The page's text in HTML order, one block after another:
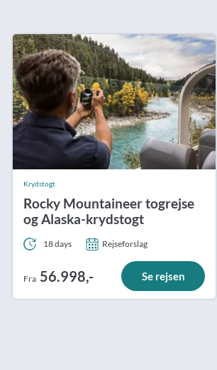
Krydstogt
Rocky Mountaineer togrejse
og Alaska-krydstogt
18 days Rejseforslag
Fra 56.998,- Se rejsen